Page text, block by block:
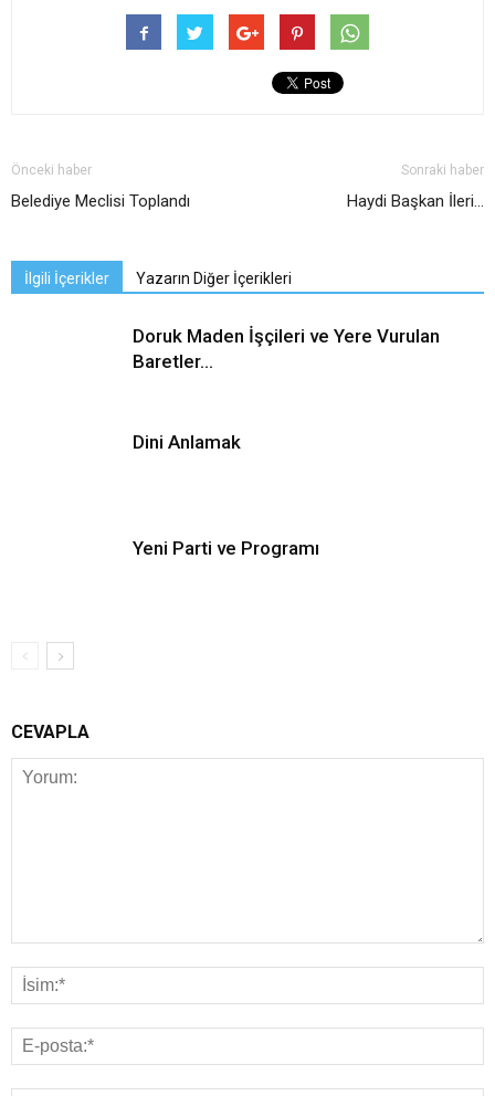
Önceki haber
Belediye Meclisi Toplandı
Sonraki haber
Haydi Başkan İleri…
İlgili İçerikler Yazarın Diğer İçerikleri
Doruk Maden İşçileri ve Yere Vurulan
Baretler…
Dini Anlamak
Yeni Parti ve Programı
CEVAPLA